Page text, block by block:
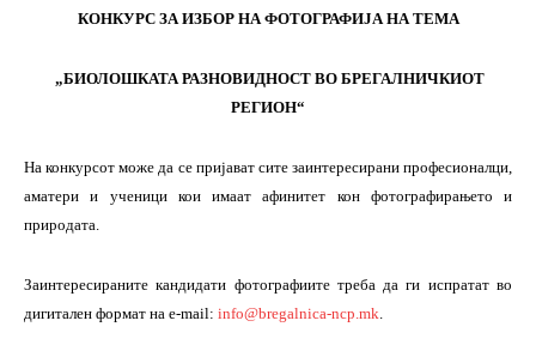
КОНКУРС ЗА ИЗБОР НА ФОТОГРАФИЈА НА ТЕМА
„БИОЛОШКАТА РАЗНОВИДНОСТ ВО БРЕГАЛНИЧКИОТ
РЕГИОН“
На конкурсот може да се пријават сите заинтересирани професионалци,
аматери и ученици кои имаат афинитет кон фотографирањето и
природата.
Заинтересираните кандидати фотографиите треба да ги испратат во
дигитален формат на e-mail: info@bregalnica-ncp.mk.